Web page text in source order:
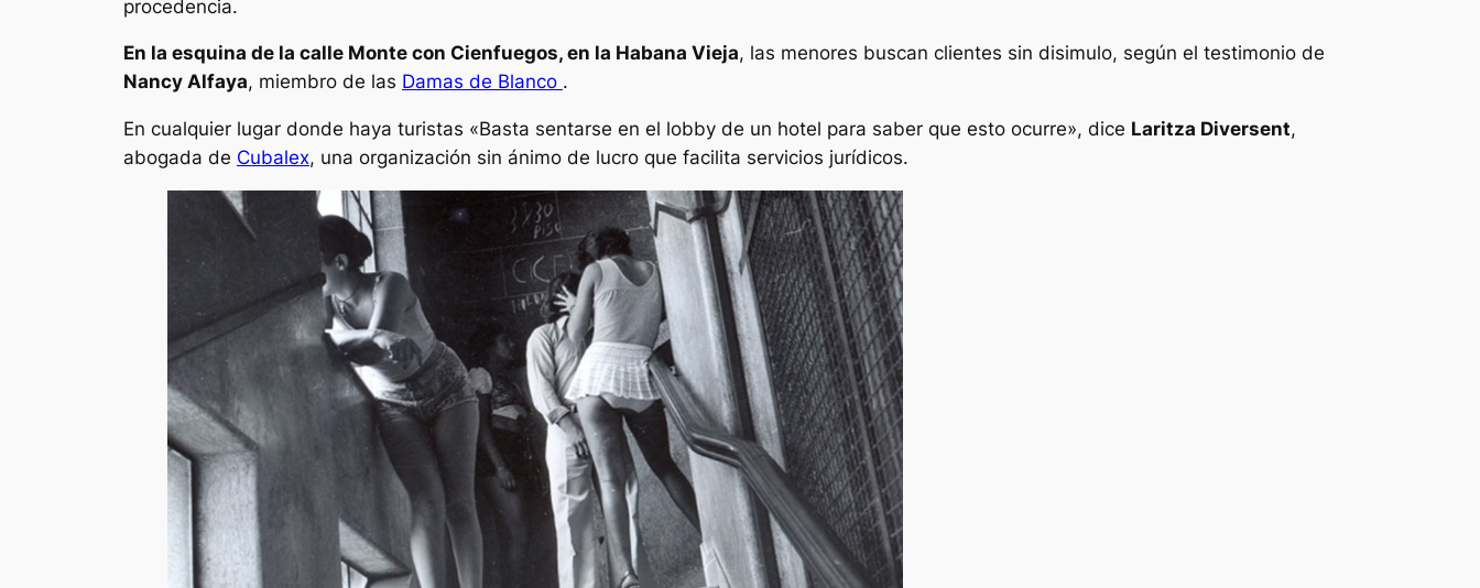
procedencia.
En la esquina de la calle Monte con Cienfuegos, en la Habana Vieja, las menores buscan clientes sin disimulo, según el testimonio de
Nancy Alfaya, miembro de las Damas de Blanco .
En cualquier lugar donde haya turistas «Basta sentarse en el lobby de un hotel para saber que esto ocurre», dice Laritza Diversent,
abogada de Cubalex, una organización sin ánimo de lucro que facilita servicios jurídicos.